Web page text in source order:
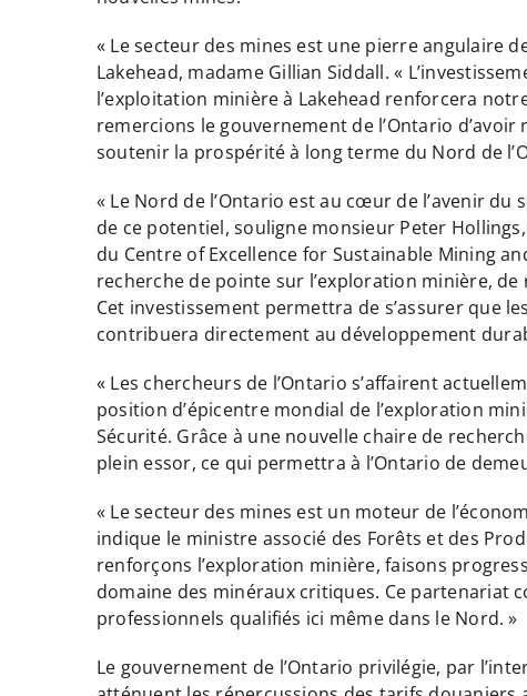
« Le secteur des mines est une pierre angulaire
Lakehead, madame Gillian Siddall. «
l’exploitation minière à Lakehead renforcera
remercions le gouvernement de l’Ontario
soutenir la prospérité à long terme du Nord de
« Le Nord de l’Ontario est au cœur de l’avenir
de ce potentiel, souligne monsieur Peter
du Centre of Excellence for Sustainable Mining
recherche de pointe sur l’exploration minière,
Cet investissement permettra de s’assurer que
contribuera directement au développement
« Les chercheurs de l’Ontario s’affairent
position d’épicentre mondial de l’exploration
Sécurité. Grâce à une nouvelle chaire de
plein essor, ce qui permettra à l’Ontario de
« Le secteur des mines est un moteur de
indique le ministre associé des Forêts et des
renforçons l’exploration minière, faisons
domaine des minéraux critiques. Ce partenariat
professionnels qualifiés ici même dans le Nord. »
Le gouvernement de l’Ontario privilégie, par